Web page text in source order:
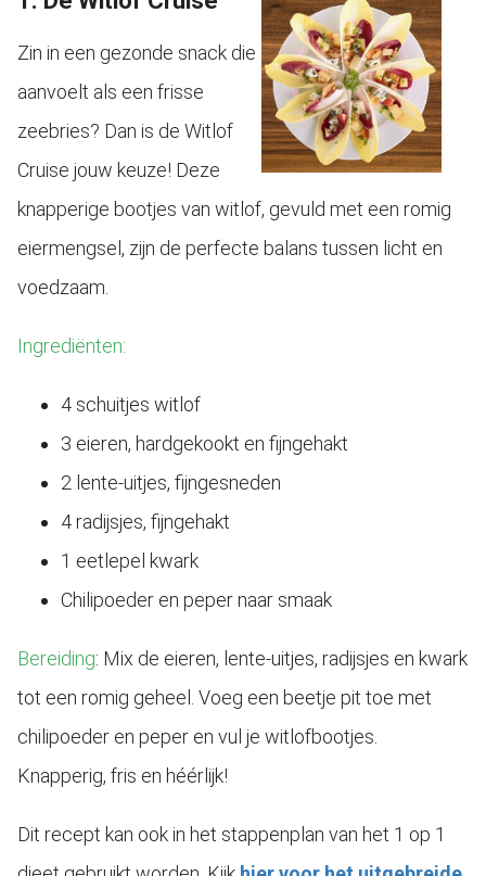
Zin in een gezonde snack die
aanvoelt als een frisse
zeebries? Dan is de Witlof
Cruise jouw keuze! Deze
knapperige bootjes van witlof, gevuld met een romig
eiermengsel, zijn de perfecte balans tussen licht en
voedzaam.
Ingrediënten:
4 schuitjes witlof
3 eieren, hardgekookt en fijngehakt
2 lente-uitjes, fijngesneden
4 radijsjes, fijngehakt
1 eetlepel kwark
Chilipoeder en peper naar smaak
Bereiding: Mix de eieren, lente-uitjes, radijsjes en kwark
tot een romig geheel. Voeg een beetje pit toe met
chilipoeder en peper en vul je witlofbootjes.
Knapperig, fris en héérlijk!
Dit recept kan ook in het stappenplan van het 1 op 1